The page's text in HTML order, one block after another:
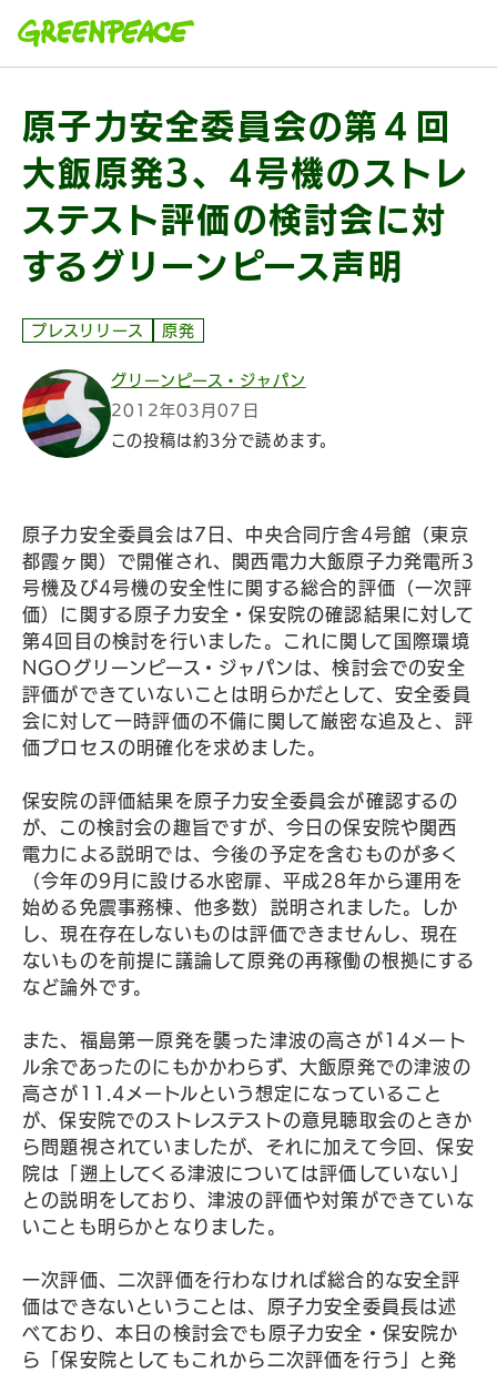
原子力安全委員会の第４回
大飯原発3、4号機のストレ
ステスト評価の検討会に対
するグリーンピース声明
プレスリリース 原発
グリーンピース・ジャパン
2012年03月07日
この投稿は約3分で読めます。
原子力安全委員会は7日、中央合同庁舎4号館（東京
都霞ヶ関）で開催され、関西電力大飯原子力発電所3
号機及び4号機の安全性に関する総合的評価（一次評
価）に関する原子力安全・保安院の確認結果に対して
第4回目の検討を行いました。これに関して国際環境
NGOグリーンピース・ジャパンは、検討会での安全
評価ができていないことは明らかだとして、安全委員
会に対して一時評価の不備に関して厳密な追及と、評
価プロセスの明確化を求めました。
保安院の評価結果を原子力安全委員会が確認するの
が、この検討会の趣旨ですが、今日の保安院や関西
電力による説明では、今後の予定を含むものが多く
（今年の9月に設ける水密扉、平成28年から運用を
始める免震事務棟、他多数）説明されました。しか
し、現在存在しないものは評価できませんし、現在
ないものを前提に議論して原発の再稼働の根拠にする
など論外です。
また、福島第一原発を襲った津波の高さが14メート
ル余であったのにもかかわらず、大飯原発での津波の
高さが11.4メートルという想定になっていること
が、保安院でのストレステストの意見聴取会のときか
ら問題視されていましたが、それに加えて今回、保安
院は「遡上してくる津波については評価していない」
との説明をしており、津波の評価や対策ができていな
いことも明らかとなりました。
一次評価、二次評価を行わなければ総合的な安全評
価はできないということは、原子力安全委員長は述
べており、本日の検討会でも原子力安全・保安院か
ら「保安院としてもこれから二次評価を行う」と発